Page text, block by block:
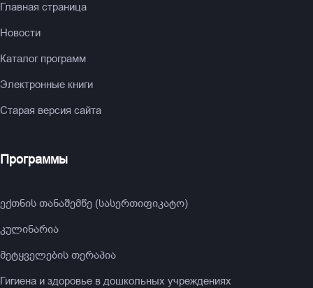
Главная страница
Новости
Каталог программ
Электронные книги
Старая версия сайта
Программы
ექთნის თანაშემწე (სასერთიფიკატო)
კულინარია
მეტყველების თერაპია
Гигиена и здоровье в дошкольных учреждениях